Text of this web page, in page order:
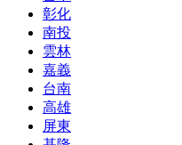
彰化
南投
雲林
嘉義
台南
高雄
屏東